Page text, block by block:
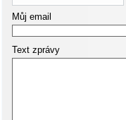
Můj email
Text zprávy